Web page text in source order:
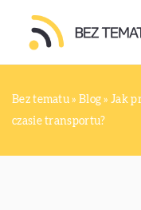
Bez tematu » Blog »Jak
czasie transportu?